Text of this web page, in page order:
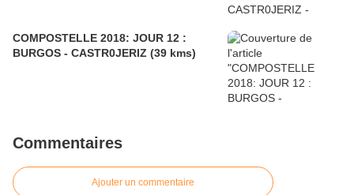
COMPOSTELLE 2018: JOUR 12 :
BURGOS - CASTR0JERIZ (39 kms)
Commentaires
Ajouter un commentaire